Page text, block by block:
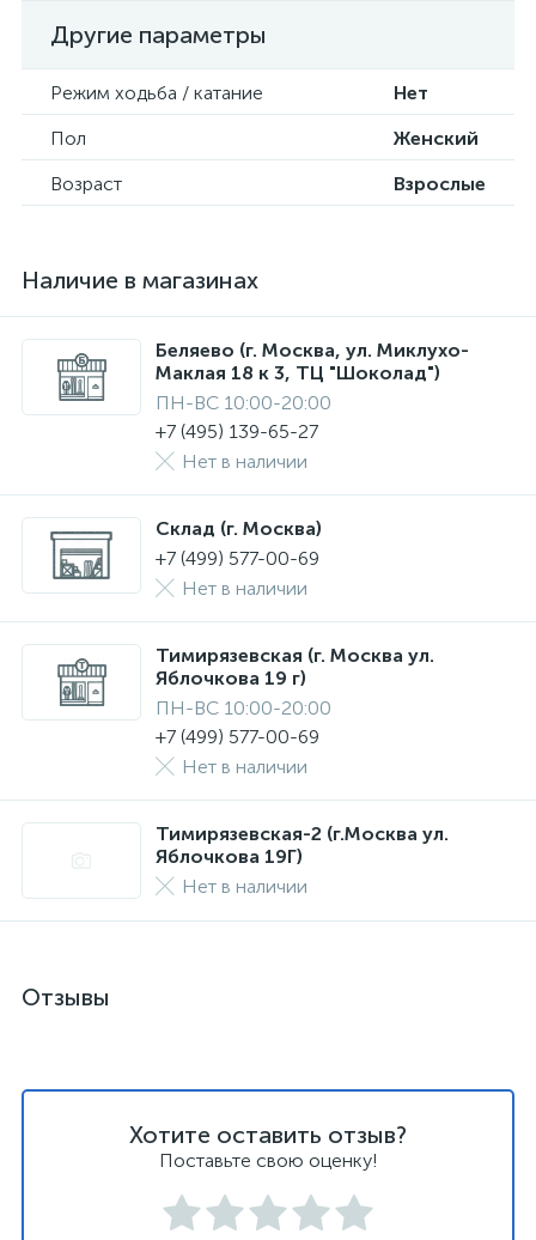
Другие параметры
Режим ходьба / катание
Нет
Пол
Женский
Возраст
Взрослые
Наличие в магазинах
Беляево (г. Москва, ул. Миклухо-
Маклая 18 к 3, ТЦ "Шоколад")
ПН-ВС 10:00-20:00
+7 (495) 139-65-27
Нет в наличии
Склад (г. Москва)
+7 (499) 577-00-69
Нет в наличии
Тимирязевская (г. Москва ул.
Яблочкова 19 г)
ПН-ВС 10:00-20:00
+7 (499) 577-00-69
Нет в наличии
Тимирязевская-2 (г.Москва ул.
Яблочкова 19Г)
Нет в наличии
Отзывы
Хотите оставить отзыв?
Поставьте свою оценку!